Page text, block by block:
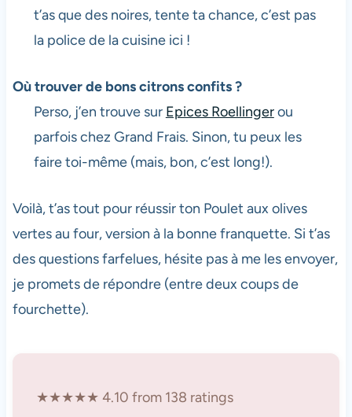
t’as que des noires, tente ta chance, c’est pas
la police de la cuisine ici !
Où trouver de bons citrons confits ?
Perso, j’en trouve sur Epices Roellingerou
parfois chez Grand Frais. Sinon, tu peux les
faire toi-même (mais, bon, c’est long!).
Voilà, t’as tout pour réussir ton Poulet aux olives
vertes au four, version à la bonne franquette. Si t’as
des questions farfelues, hésite pas à me les envoyer,
je promets de répondre (entre deux coups de
fourchette).
★★★★★ 4.10 from 138 ratings